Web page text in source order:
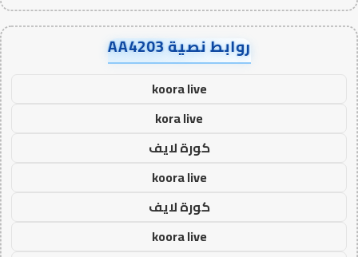
روابط نصية AA4203
koora live
kora live
كورة لايف
koora live
كورة لايف
koora live